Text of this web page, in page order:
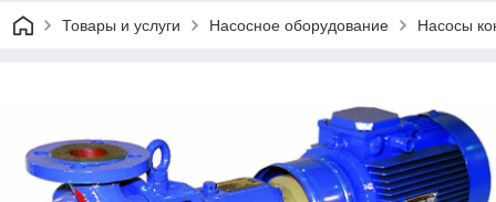
Товары и услуги Насосное оборудование Насосы